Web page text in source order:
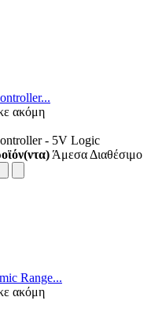
ακόμη
- 5V Logic
Άμεσα Διαθέσιμο
Range...
ακόμη